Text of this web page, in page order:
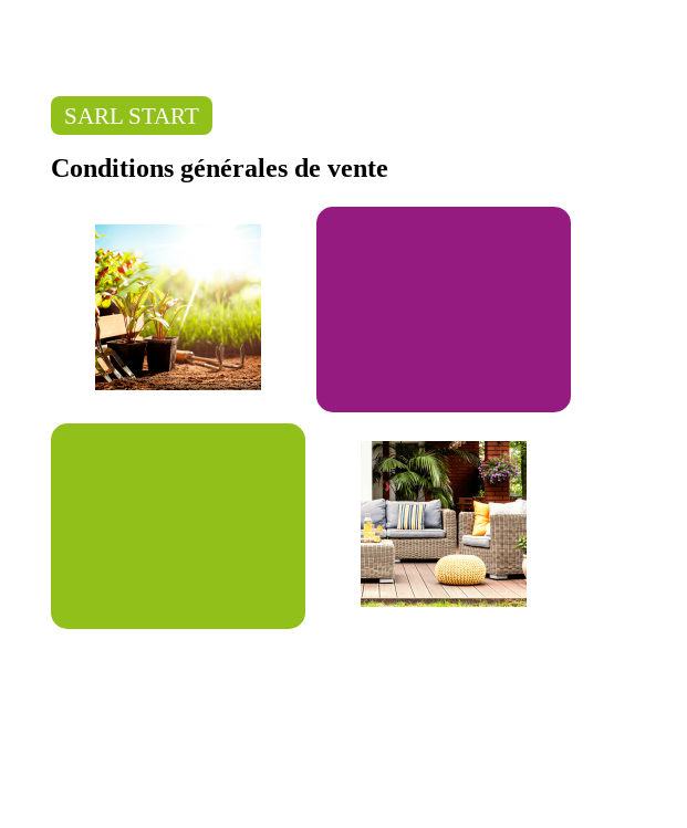
SARL START
Conditions générales de vente